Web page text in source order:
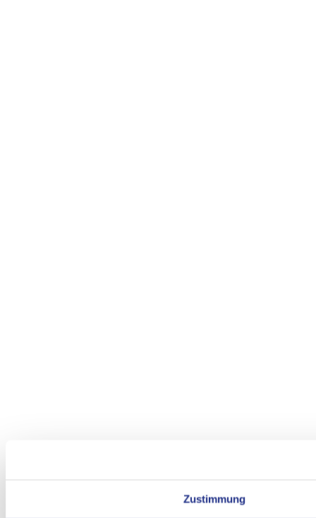
Zustimmung